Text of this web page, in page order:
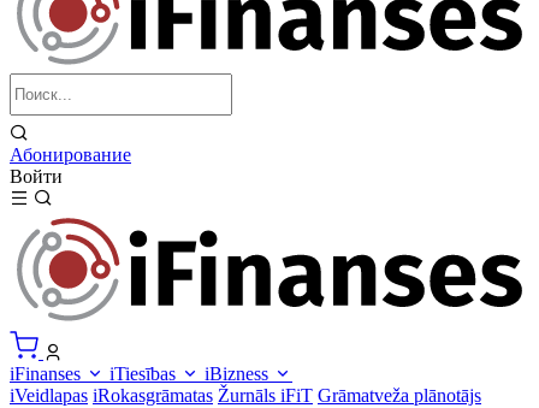
Абонирование
Войти
iFinanses iTiesības
iBizness
iVeidlapas iRokasgrāmatas Žurnāls iFiT Grāmatveža plānotājs